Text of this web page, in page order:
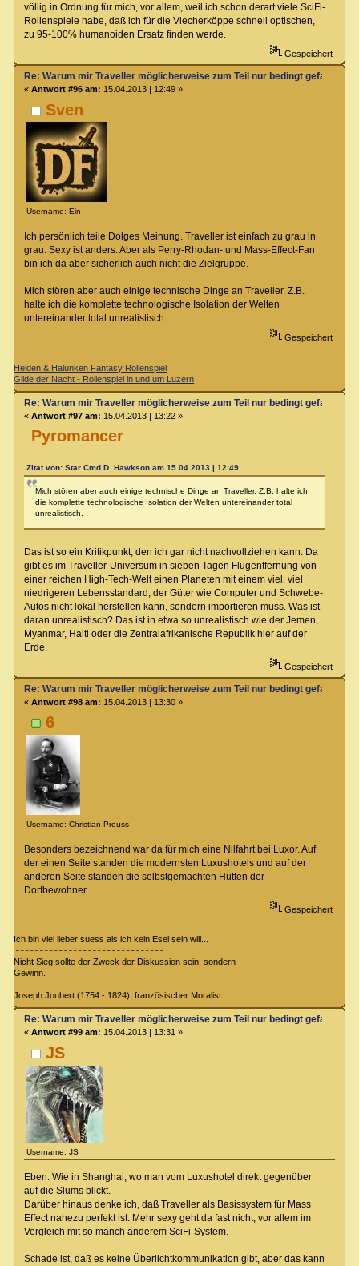
völlig in Ordnung für mich, vor allem, weil ich schon derart viele SciFi-
Rollenspiele habe, daß ich für die Viecherköppe schnell optischen,
zu 95-100% humanoiden Ersatz finden werde.
Gespeichert
Sven
Username: Ein
Re: Warum mir Traveller möglicherweise zum Teil nur bedingt gefallen
« Antwort #96 am: 15.04.2013 | 12:49 »
Ich persönlich teile Dolges Meinung. Traveller ist einfach zu grau in
grau. Sexy ist anders. Aber als Perry-Rhodan- und Mass-Effect-Fan
bin ich da aber sicherlich auch nicht die Zielgruppe.
Mich stören aber auch einige technische Dinge an Traveller. Z.B.
halte ich die komplette technologische Isolation der Welten
untereinander total unrealistisch.
Gespeichert
Helden & Halunken Fantasy Rollenspiel
Gilde der Nacht - Rollenspiel in und um Luzern
Pyromancer
Re: Warum mir Traveller möglicherweise zum Teil nur bedingt gefallen
« Antwort #97 am: 15.04.2013 | 13:22 »
Zitat von: Star Cmd D. Hawkson am 15.04.2013 | 12:49
Mich stören aber auch einige technische Dinge an Traveller. Z.B. halte ich
die komplette technologische Isolation der Welten untereinander total
unrealistisch.
Das ist so ein Kritikpunkt, den ich gar nicht nachvollziehen kann. Da
gibt es im Traveller-Universum in sieben Tagen Flugentfernung von
einer reichen High-Tech-Welt einen Planeten mit einem viel, viel
niedrigeren Lebensstandard, der Güter wie Computer und Schwebe-
Autos nicht lokal herstellen kann, sondern importieren muss. Was ist
daran unrealistisch? Das ist in etwa so unrealistisch wie der Jemen,
Myanmar, Haiti oder die Zentralafrikanische Republik hier auf der
Erde.
Gespeichert
6
Username: Christian Preuss
Re: Warum mir Traveller möglicherweise zum Teil nur bedingt gefallen
« Antwort #98 am: 15.04.2013 | 13:30 »
Besonders bezeichnend war da für mich eine Nilfahrt bei Luxor. Auf
der einen Seite standen die modernsten Luxushotels und auf der
anderen Seite standen die selbstgemachten Hütten der
Dorfbewohner...
Gespeichert
Ich bin viel lieber suess als ich kein Esel sein will...
~~~~~~~~~~~~~~~~~~~~~~~~~~~~~~~
Nicht Sieg sollte der Zweck der Diskussion sein, sondern
Gewinn.
Joseph Joubert (1754 - 1824), französischer Moralist
JS
Username: JS
Re: Warum mir Traveller möglicherweise zum Teil nur bedingt gefallen
« Antwort #99 am: 15.04.2013 | 13:31 »
Eben. Wie in Shanghai, wo man vom Luxushotel direkt gegenüber
auf die Slums blickt.
Darüber hinaus denke ich, daß Traveller als Basissystem für Mass
Effect nahezu perfekt ist. Mehr sexy geht da fast nicht, vor allem im
Vergleich mit so manch anderem SciFi-System.
Schade ist, daß es keine Überlichtkommunikation gibt, aber das kann